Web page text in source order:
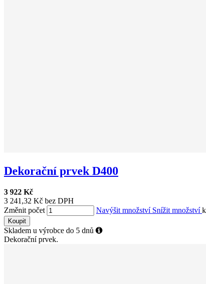
Dekorační prvek D400
3 922 Kč
3 241,32 Kč bez DPH
Změnit počet
Navýšit množství Snížit množství
Koupit
Skladem u výrobce do 5 dnů
Dekorační prvek.